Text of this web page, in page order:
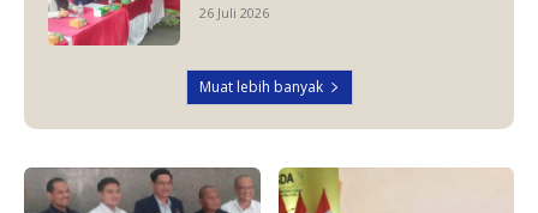
26 Juli 2026
Muat lebih banyak